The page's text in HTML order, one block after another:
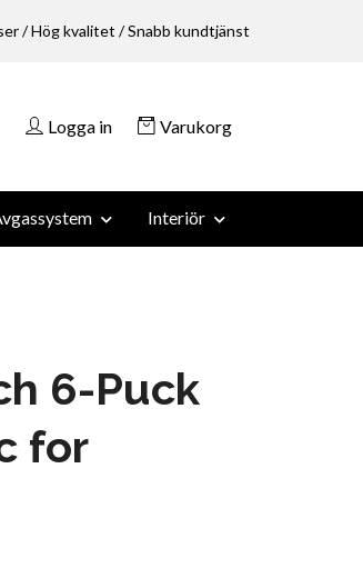
/ Hög kvalitet / Snabb kundtjänst
Logga in Varukorg
Interiör
6-Puck
for